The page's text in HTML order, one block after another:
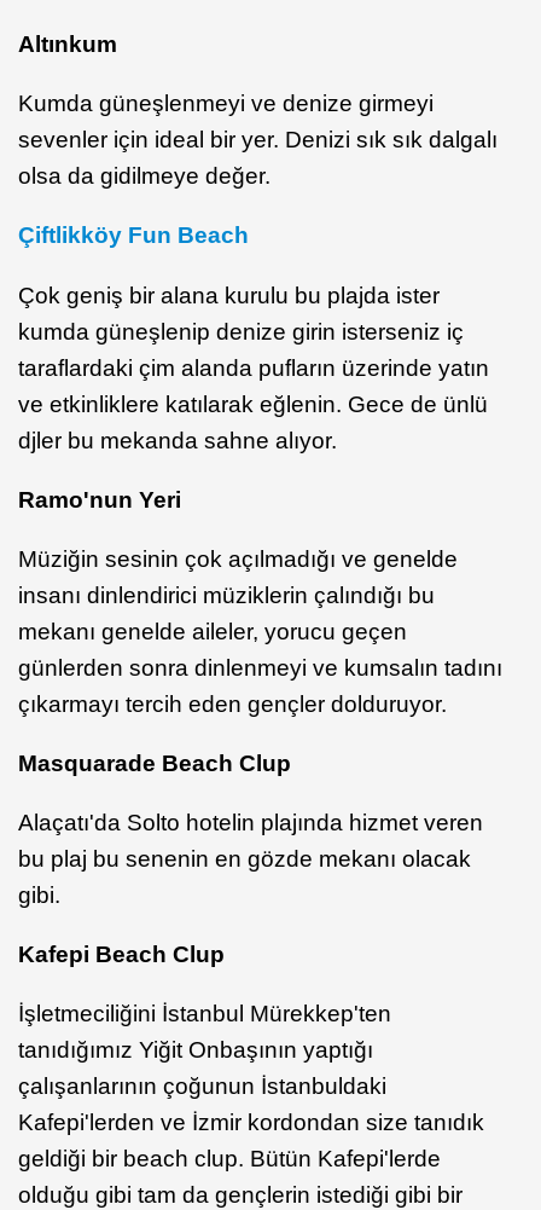
Altınkum
Kumda güneşlenmeyi ve denize girmeyi
sevenler için ideal bir yer. Denizi sık sık dalgalı
olsa da gidilmeye değer.
Çiftlikköy Fun Beach
Çok geniş bir alana kurulu bu plajda ister
kumda güneşlenip denize girin isterseniz iç
taraflardaki çim alanda pufların üzerinde yatın
ve etkinliklere katılarak eğlenin. Gece de ünlü
djler bu mekanda sahne alıyor.
Ramo'nun Yeri
Müziğin sesinin çok açılmadığı ve genelde
insanı dinlendirici müziklerin çalındığı bu
mekanı genelde aileler, yorucu geçen
günlerden sonra dinlenmeyi ve kumsalın tadını
çıkarmayı tercih eden gençler dolduruyor.
Masquarade Beach Clup
Alaçatı'da Solto hotelin plajında hizmet veren
bu plaj bu senenin en gözde mekanı olacak
gibi.
Kafepi Beach Clup
İşletmeciliğini İstanbul Mürekkep'ten
tanıdığımız Yiğit Onbaşının yaptığı
çalışanlarının çoğunun İstanbuldaki
Kafepi'lerden ve İzmir kordondan size tanıdık
geldiği bir beach clup. Bütün Kafepi'lerde
olduğu gibi tam da gençlerin istediği gibi bir